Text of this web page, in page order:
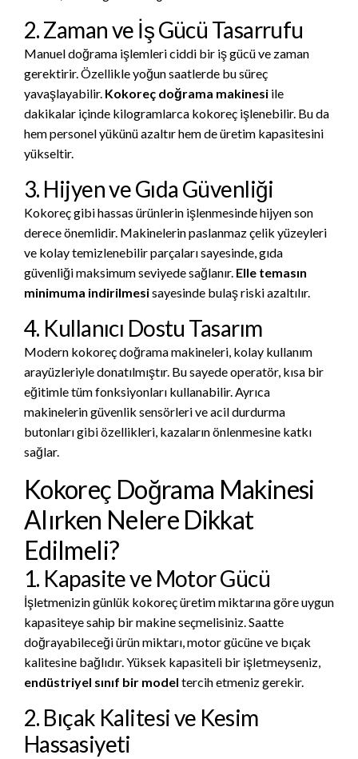
2. Zaman ve İş Gücü Tasarrufu
Manuel doğrama işlemleri ciddi bir iş gücü ve zaman
gerektirir. Özellikle yoğun saatlerde bu süreç
yavaşlayabilir. Kokoreç doğrama makinesi ile
dakikalar içinde kilogramlarca kokoreç işlenebilir. Bu da
hem personel yükünü azaltır hem de üretim kapasitesini
yükseltir.
3. Hijyen ve Gıda Güvenliği
Kokoreç gibi hassas ürünlerin işlenmesinde hijyen son
derece önemlidir. Makinelerin paslanmaz çelik yüzeyleri
ve kolay temizlenebilir parçaları sayesinde, gıda
güvenliği maksimum seviyede sağlanır. Elle temasın
minimuma indirilmesisayesinde bulaş riski azaltılır.
4. Kullanıcı Dostu Tasarım
Modern kokoreç doğrama makineleri, kolay kullanım
arayüzleriyle donatılmıştır. Bu sayede operatör, kısa bir
eğitimle tüm fonksiyonları kullanabilir. Ayrıca
makinelerin güvenlik sensörleri ve acil durdurma
butonları gibi özellikleri, kazaların önlenmesine katkı
sağlar.
Kokoreç Doğrama Makinesi
Alırken Nelere Dikkat
Edilmeli?
1. Kapasite ve Motor Gücü
İşletmenizin günlük kokoreç üretim miktarına göre uygun
kapasiteye sahip bir makine seçmelisiniz. Saatte
doğrayabileceği ürün miktarı, motor gücüne ve bıçak
kalitesine bağlıdır. Yüksek kapasiteli bir işletmeyseniz,
endüstriyel sınıf bir model tercih etmeniz gerekir.
2. Bıçak Kalitesi ve Kesim
Hassasiyeti